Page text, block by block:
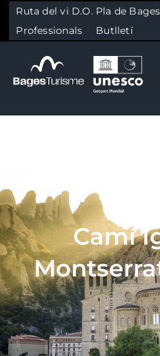
Ruta del vi D.O. Pla de Bages
Professionals
Butlletí
Cultura
Gastronomia
Planifica
Camí